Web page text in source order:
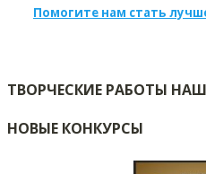
Помогите нам стать
ТВОРЧЕСКИЕ РАБОТЫ
НОВЫЕ КОНКУРСЫ